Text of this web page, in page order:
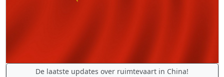
De laatste updates over ruimtevaart in China!